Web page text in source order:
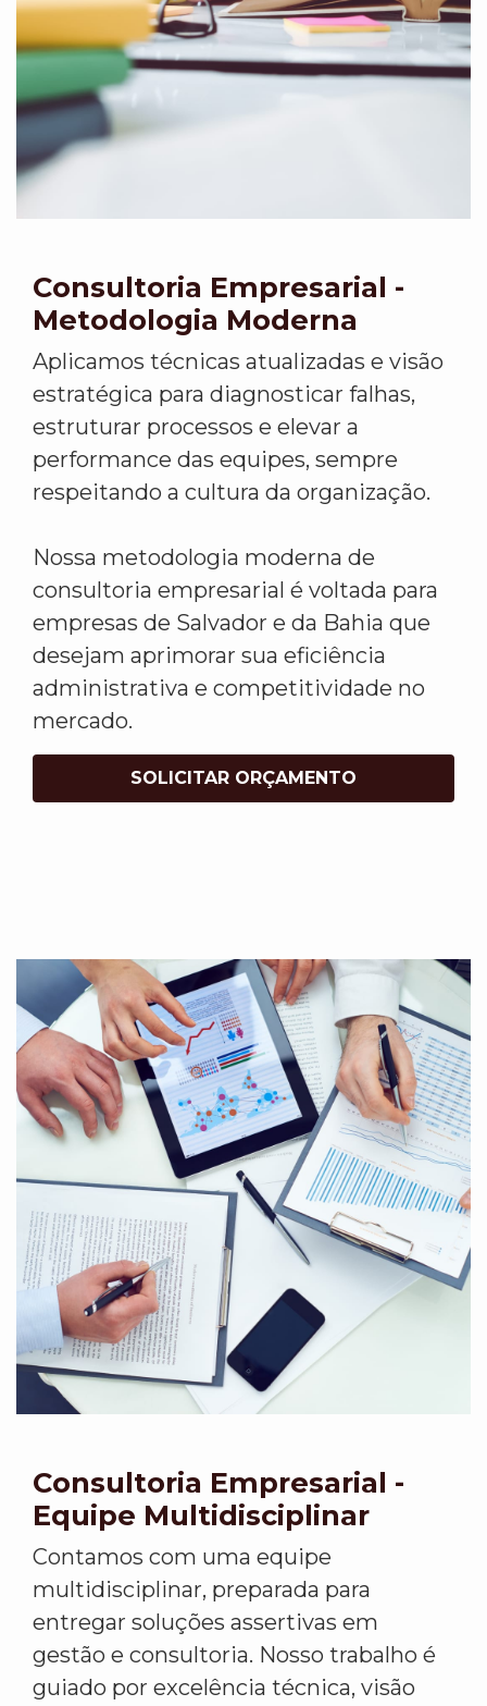
Consultoria Empresarial -
Metodologia Moderna
Aplicamos técnicas atualizadas e visão
estratégica para diagnosticar falhas,
estruturar processos e elevar a
performance das equipes, sempre
respeitando a cultura da organização.
Nossa metodologia moderna de
consultoria empresarial é voltada para
empresas de Salvador e da Bahia que
desejam aprimorar sua eficiência
administrativa e competitividade no
mercado.
SOLICITAR ORÇAMENTO
Consultoria Empresarial -
Equipe Multidisciplinar
Contamos com uma equipe
multidisciplinar, preparada para
entregar soluções assertivas em
gestão e consultoria. Nosso trabalho é
guiado por excelência técnica, visão